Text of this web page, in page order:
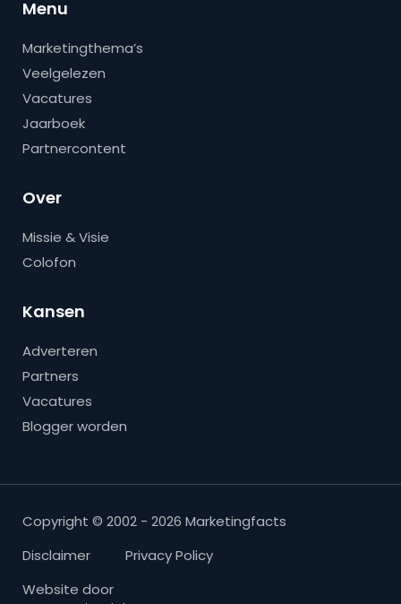
Menu
Marketingthema’s
Veelgelezen
Vacatures
Jaarboek
Partnercontent
Over
Missie & Visie
Colofon
Kansen
Adverteren
Partners
Vacatures
Blogger worden
Copyright © 2002 - 2026 Marketingfacts
Disclaimer
Privacy Policy
Website door